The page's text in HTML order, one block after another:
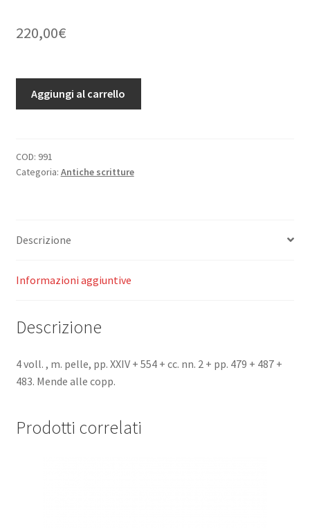
220,00€
completes
èveque
de
sur
manuscrits
les
textes
avec
notices,
Aggiungi al carrello
COD: 991
Categoria: Antiche scritture
Descrizione
Informazioni aggiuntive
Descrizione
4 voll. , m. pelle, pp. XXIV + 554 + cc. nn. 2 + pp. 479 + 487 +
483. Mende alle copp.
Prodotti correlati